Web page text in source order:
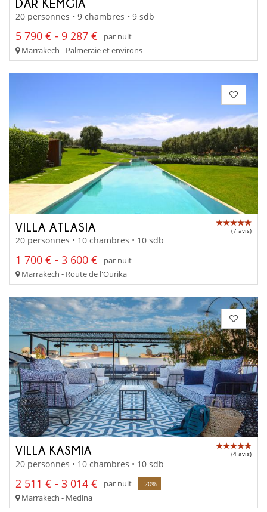
DAR KEMGIA
20 personnes • 9 chambres • 9 sdb
5 790 € - 9 287 €
par nuit
Marrakech - Palmeraie et environs
VILLA ATLASIA (7 avis)
20 personnes • 10 chambres • 10 sdb
1 700 € - 3 600 €
par nuit
Marrakech - Route de l'Ourika
VILLA KASMIA (4 avis)
20 personnes • 10 chambres • 10 sdb
2 511 € - 3 014 € par nuit -20%
Marrakech - Medina